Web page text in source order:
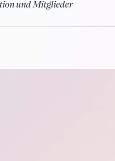
und Mitglieder